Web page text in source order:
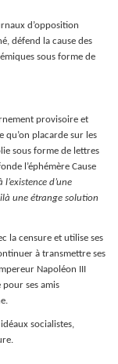
d’opposition
défend la cause des
sous forme de
provisoire et
qu’on placarde sur les
sous forme de lettres
l’éphémère Cause
d’une
une étrange solution
la censure et utilise ses
à transmettre ses
Napoléon III
ses amis
socialistes,